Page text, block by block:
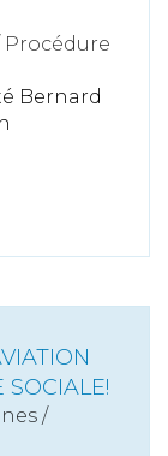
Procédure
Bernard
SOCIALE!
/